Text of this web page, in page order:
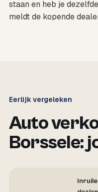
staan en heb je
meldt de kopende
Eerlijk vergeleken
Auto
Borssele: